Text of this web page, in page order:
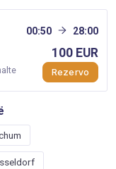
00:50 28:00
100 EUR
Rezervo